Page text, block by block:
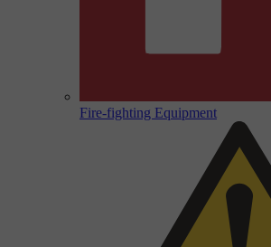
Fire-fighting Equipment